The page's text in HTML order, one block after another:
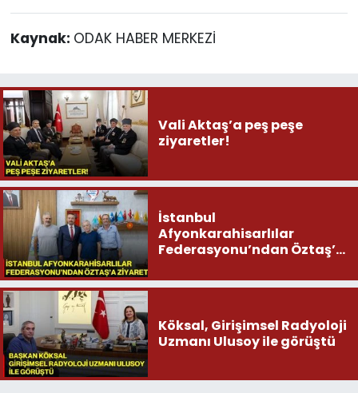
Kaynak: ODAK HABER MERKEZİ
Vali Aktaş’a peş peşe
ziyaretler!
İstanbul
Afyonkarahisarlılar
Federasyonu’ndan Öztaş’a
Köksal, Girişimsel Radyoloji
Uzmanı Ulusoy ile görüştü